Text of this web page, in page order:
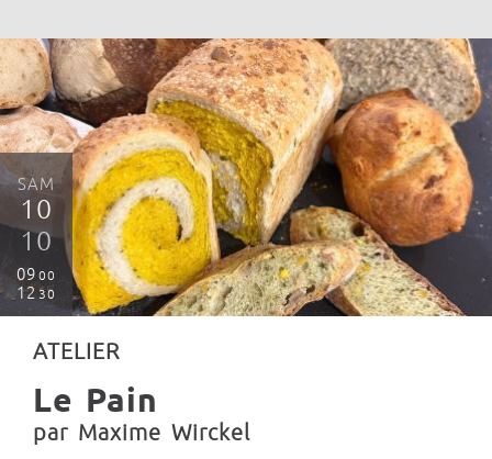
SAM
10
10
09 00
12 30
ATELIER
Le Pain
par Maxime Wirckel